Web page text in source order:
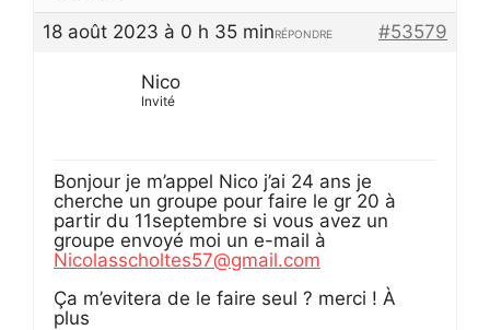
18 août 2023 à 0 h 35 min
#53579
RÉPONDRE
Nico
Invité
Bonjour je m’appel Nico j’ai 24 ans je
cherche un groupe pour faire le gr 20 à
partir du 11septembre si vous avez un
groupe envoyé moi un e-mail à
Nicolasscholtes57@gmail.com
Ça m’evitera de le faire seul ? merci ! À
plus